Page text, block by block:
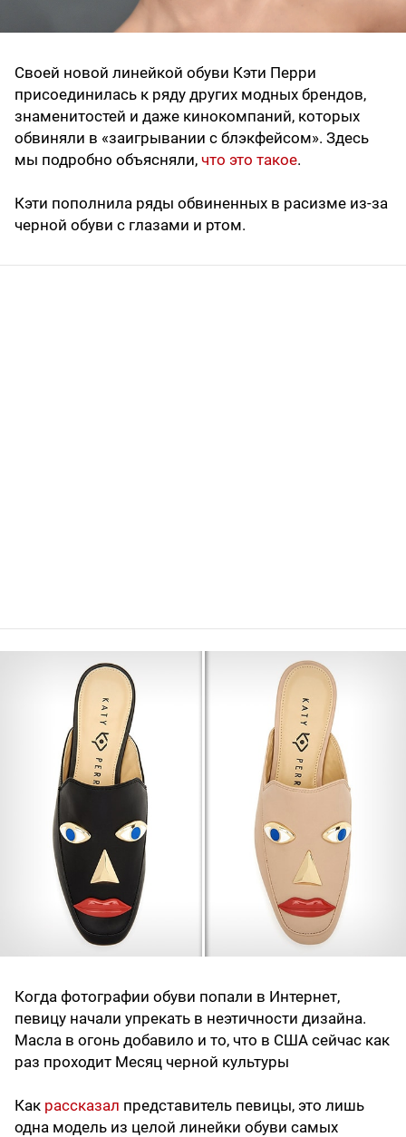
Своей новой линейкой обуви Кэти Перри
присоединилась к ряду других модных брендов,
знаменитостей и даже кинокомпаний, которых
обвиняли в «заигрывании с блэкфейсом». Здесь
мы подробно объясняли, что это такое.
Кэти пополнила ряды обвиненных в расизме из-за
черной обуви с глазами и ртом.
Когда фотографии обуви попали в Интернет,
певицу начали упрекать в неэтичности дизайна.
Масла в огонь добавило и то, что в США сейчас как
раз проходит Месяц черной культуры
Как рассказал представитель певицы, это лишь
одна модель из целой линейки обуви самых